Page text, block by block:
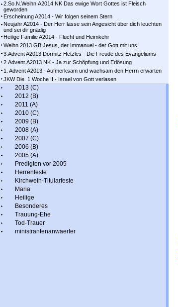
2.So.N.Weihn.A2014 NK Das ewige Wort Gottes ist Fleisch
geworden
Erscheinung A2014 - Wir folgen seinem Stern
Neujahr A2014 - Der Herr lasse sein Angesicht über dich leuchten
und sei dir gnädig
Heilige Familie A2014 - Flucht und Heimkehr
Weihn 2013 GB Jesus, der Immanuel - der Gott mit uns
3.Advent A2013 Dormitz Hetzles - Die Freude des Evangeliums
2.Advent.A2013 NK - Ja zur Schöpfung und Erlösung
1. Advent A2013 - Aufmerksam und wachsam den Herrn erwarten
JKW Die. 1.Woche II - Israel von Gott verlasen
2013 (C)
2012 (B)
2011 (A)
2010 (C)
2009 (B)
2008 (A)
2007 (C)
2006 (B)
2005 (A)
Predigten vor 2005
Herrenfeste
Kirchweih-Titularfeste
Maria
Heilige
Besonderes
Trauung-Ehe
Tod-Trauer
ministrantenanwaerter